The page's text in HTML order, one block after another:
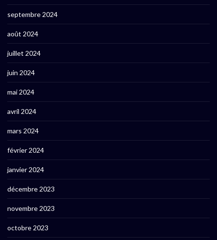
septembre 2024
août 2024
juillet 2024
juin 2024
mai 2024
avril 2024
mars 2024
février 2024
janvier 2024
décembre 2023
novembre 2023
octobre 2023